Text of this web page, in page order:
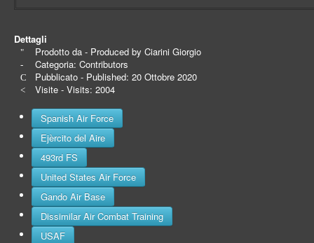
Dettagli
Prodotto da - Produced byCiarini Giorgio
Categoria:Contributors
Pubblicato - Published: 20 Ottobre 2020
Visite - Visits: 2004
Spanish Air Force
Ejèrcito del Aire
493rd FS
United States Air Force
Gando Air Base
Dissimilar Air Combat Training
USAF